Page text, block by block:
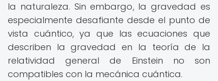
la naturaleza. Sin embargo, la gravedad es
especialmente desafiante desde el punto de
vista cuántico, ya que las ecuaciones que
describen la gravedad en la teoría de la
relatividad general de Einstein no son
compatibles con la mecánica cuántica.